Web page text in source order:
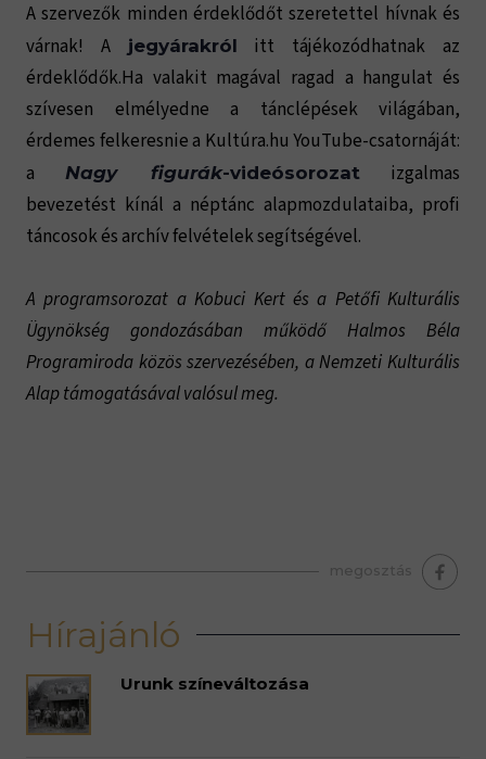
A szervezők minden érdeklődőt szeretettel hívnak és
várnak! Ajegyárakról
itt tájékozódhatnak az
érdeklődők.Ha valakit magával ragad a hangulat és
szívesen elmélyedne a tánclépések világában,
érdemes felkeresnie a Kultúra.hu YouTube-csatornáját:
aNagy figurák-videósorozatizgalmas
bevezetést kínál a néptánc alapmozdulataiba, profi
táncosok és archív felvételek segítségével.
A programsorozat a Kobuci Kert és a Petőfi Kulturális
Ügynökség gondozásában működő Halmos Béla
Programiroda közös szervezésében, a Nemzeti Kulturális
Alap támogatásával valósul meg.
megosztás
Hírajánló
Urunk színeváltozása